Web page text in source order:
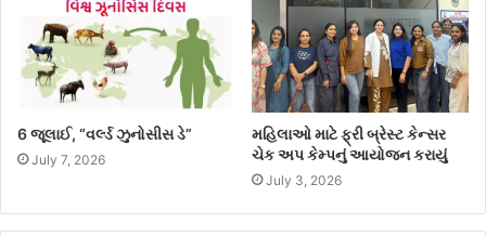
6 જૂલાઈ, “વર્લ્ડ ઝુનોસીસ ડે”
July 7, 2026
મહિલાઓ માટે ફ્રી બ્રેસ્ટ કેન્સર
ચેક અપ કેમ્પનું આયોજન કરાયું
July 3, 2026